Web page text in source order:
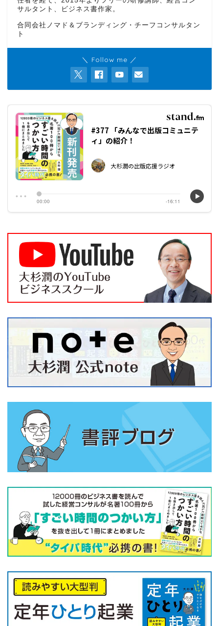
サルタント、ビジネス書作家。
合同会社ノマド＆ブランディング・チーフコンサルタン
ト
＼ Follow me ／